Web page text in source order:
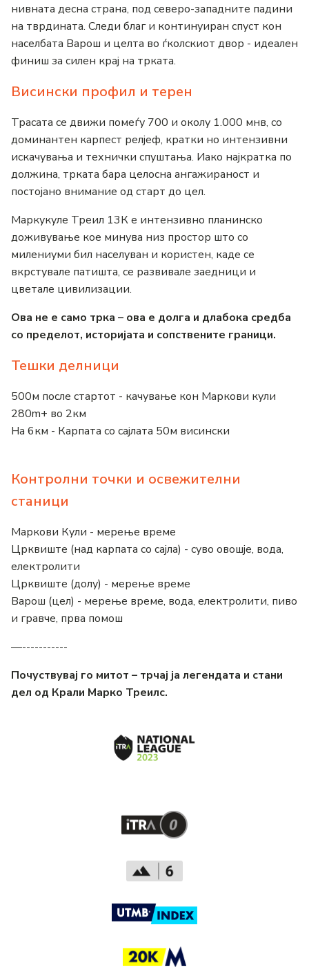
нивната десна страна, под северо-западните падини
на тврдината. Следи благ и континуиран спуст кон
населбата Варош и целта во ѓколскиот двор - идеален
финиш за силен крај на трката.
Висински профил и терен
Трасата се движи помеѓу 700 и околу 1.000 мнв, со
доминантен карпест релјеф, кратки но интензивни
искачувања и технички спуштања. Иако најкратка по
должина, трката бара целосна ангажираност и
постојано внимание од старт до цел.
Маркукуле Треил 13К е интензивно планинско
доживување кое минува низ простор што со
милениуми бил населуван и користен, каде се
вкрстувале патишта, се развивале заедници и
цветале цивилизации.
Ова не е само трка – ова е долга и длабока средба
со пределот, историјата и сопствените граници.
Тешки делници
500м после стартот - качување кон Маркови кули
280m+ во 2км
На 6км - Карпата со сајлата 50м висински
Контролни точки и освежителни
станици
Маркови Кули - мерење време
Црквиште (над карпата со сајла) - суво овошје, вода,
електролити
Црквиште (долу) - мерење време
Варош (цел) - мерење време, вода, електролити, пиво
и гравче, прва помош
—-----------
Почуствувај го митот – трчај ја легендата и стани
дел од Крали Марко Треилс.